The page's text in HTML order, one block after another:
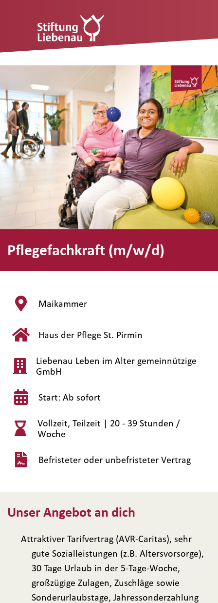
Pflegefachkraft (m/w/d)
Maikammer
Haus der Pflege St. Pirmin
Liebenau Leben im Alter gemeinnützige
GmbH
Start: Ab sofort
Vollzeit, Teilzeit | 20 - 39 Stunden /
Woche
Befristeter oder unbefristeter Vertrag
Unser Angebot an dich
Attraktiver Tarifvertrag (AVR-Caritas), sehr
gute Sozialleistungen (z.B. Altersvorsorge),
30 Tage Urlaub in der 5-Tage-Woche,
großzügige Zulagen, Zuschläge sowie
Sonderurlaubstage, Jahressonderzahlung